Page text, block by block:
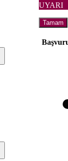
UYARI
Tamam